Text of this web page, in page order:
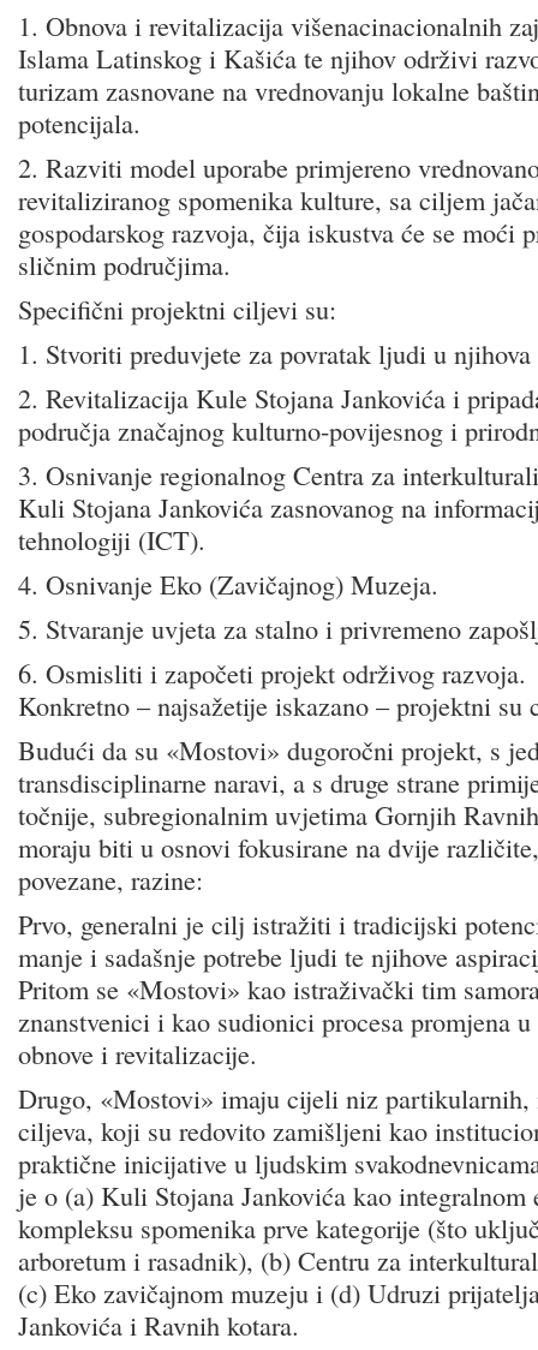
1. Obnova i revitalizacija višenacinacionalnih
Islama Latinskog i Kašića te njihov održivi
turizam zasnovane na vrednovanju lokalne
potencijala.
2. Razviti model uporabe primjereno
revitaliziranog spomenika kulture, sa ciljem
gospodarskog razvoja, čija iskustva će se moći
sličnim područjima.
Specifični projektni ciljevi su:
1. Stvoriti preduvjete za povratak ljudi u njihova
2. Revitalizacija Kule Stojana Jankovića i
područja značajnog kulturno-povijesnog i
3. Osnivanje regionalnog Centra za
Kuli Stojana Jankovića zasnovanog na
tehnologiji (ICT).
4. Osnivanje Eko (Zavičajnog) Muzeja.
5. Stvaranje uvjeta za stalno i privremeno
6. Osmisliti i započeti projekt održivog razvoja.
Konkretno – najsažetije iskazano – projektni
Budući da su «Mostovi» dugoročni projekt, s
transdisciplinarne naravi, a s druge strane
točnije, subregionalnim uvjetima Gornjih
moraju biti u osnovi fokusirane na dvije
povezane, razine:
Prvo, generalni je cilj istražiti i tradicijski
manje i sadašnje potrebe ljudi te njihove
Pritom se «Mostovi» kao istraživački tim
znanstvenici i kao sudionici procesa promjena
obnove i revitalizacije.
Drugo, «Mostovi» imaju cijeli niz partikularnih,
ciljeva, koji su redovito zamišljeni kao
praktične inicijative u ljudskim
je o (a) Kuli Stojana Jankovića kao integralnom
kompleksu spomenika prve kategorije (što
arboretum i rasadnik), (b) Centru za
(c) Eko zavičajnom muzeju i (d) Udruzi
Jankovića i Ravnih kotara.